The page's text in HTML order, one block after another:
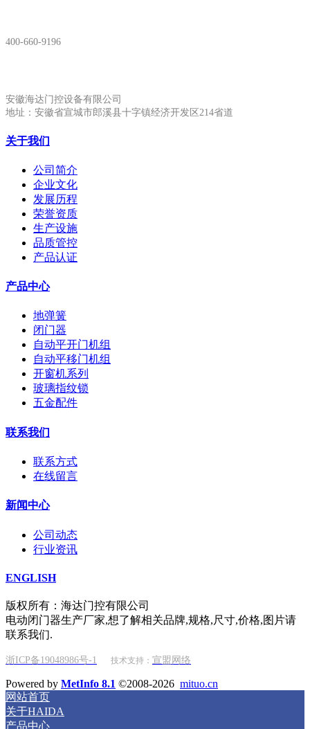
400-660-9196
安徽海达门控设备有限公司
地址：安徽省宣城市郎溪县十字镇经济开发区214省道
关于我们
公司简介
企业文化
发展历程
荣誉资质
生产设施
品质管控
产品认证
产品中心
地弹簧
闭门器
自动平开门机组
自动平移门机组
开窗机系列
玻璃指纹锁
五金配件
联系我们
联系方式
在线留言
新闻中心
公司动态
行业资讯
ENGLISH
版权所有：海达门控有限公司
电动闭门器生产厂家,想了解相关品牌,规格,尺寸,价格,图片请
联系我们.
浙ICP备19048986号-1 技术支持： 宣盟网络
Powered by MetInfo 8.1 ©2008-2026 mituo.cn
网站首页
关于HAIDA
产品中心